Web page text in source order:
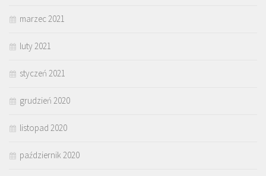
marzec 2021
luty 2021
styczeń 2021
grudzień 2020
listopad 2020
październik 2020